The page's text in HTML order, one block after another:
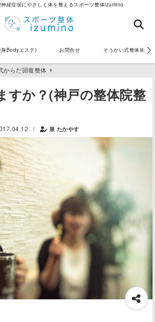
経症状にやさしく体を整えるスポーツ整体izumino
身Bodyエステ》 お問合せ そうかい式整体術
からだ回復整体
すか？(神戸の整体院整
/ 泉 たかやす